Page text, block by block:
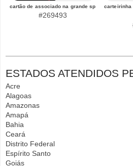
cartão de associado na grande sp
#269493
carteirinha
ESTADOS ATENDIDOS
Acre
Alagoas
Amazonas
Amapá
Bahia
Ceará
Distrito Federal
Espírito Santo
Goiás